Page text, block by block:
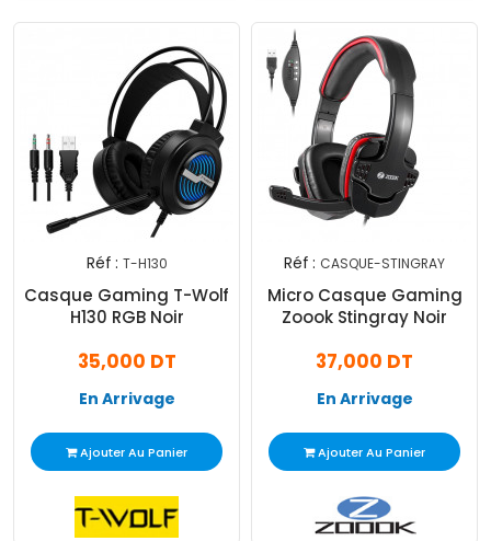
Réf : T-H130
Casque Gaming T-Wolf
H130 RGB Noir
35,000 DT
En Arrivage
Ajouter Au Panier
Réf : CASQUE-STINGRAY
Micro Casque Gaming
Zoook Stingray Noir
37,000 DT
En Arrivage
Ajouter Au Panier